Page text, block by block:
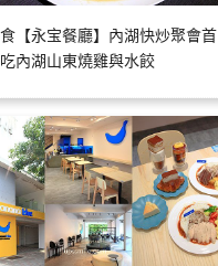
【永宝餐廳】內湖快炒聚會首
內湖山東燒雞與水餃